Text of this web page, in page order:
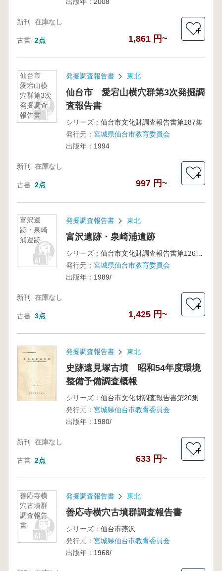
新刊 在庫なし
古書 2点 1,861 円~
＋
仙台市
愛宕山横
穴群第3次
発掘調査
報告書
発掘調査報告書 東北
仙台市 愛宕山横穴群第3次発掘調
査報告書
シリーズ： 仙台市文化財調査報告書第187集
発行元： 宮城県仙台市教育委員会
出版年： 1994
新刊 在庫なし
古書 2点 997 円~
＋
富沢遺
跡・泉崎
浦遺跡
発掘調査報告書 東北
富沢遺跡・泉崎浦遺跡
シリーズ：
発行元： 宮城県仙台市教育委員会
出版年： 1989/
新刊 在庫なし
古書 3点 1,425 円~
＋
発掘調査報告書 東北
史跡遠見塚古墳 昭和54年度環境
整備予備調査概報
シリーズ： 仙台市文化財調査報告書第20集
発行元： 宮城県仙台市教育委員会
出版年： 1980/
新刊 在庫なし
古書 2点 633 円~
＋
善応寺横
穴古墳群
調査報告
書
発掘調査報告書 東北
善応寺横穴古墳群調査報告書
シリーズ： 仙台市燕沢
発行元： 宮城県仙台市教育委員会
出版年： 1968/